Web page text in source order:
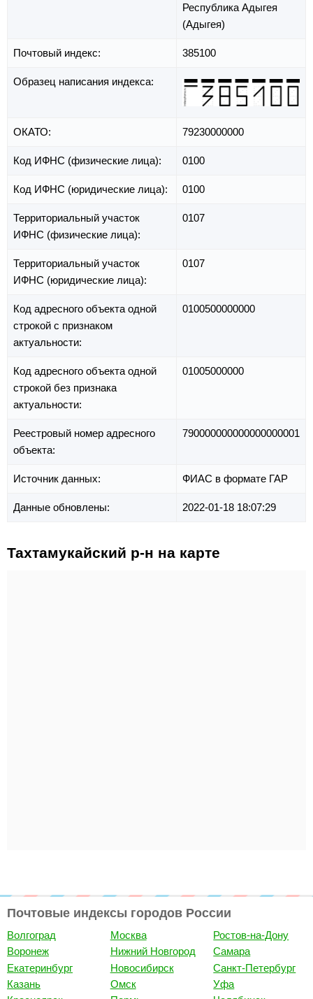
Республика Адыгея
(Адыгея)
Почтовый индекс: 385100
Образец написания индекса:
ОКАТО: 79230000000
Код ИФНС (физические лица): 0100
Код ИФНС (юридические лица): 0100
Территориальный участок
ИФНС (физические лица):
0107
Территориальный участок
ИФНС (юридические лица):
0107
Код адресного объекта одной
строкой с признаком
актуальности:
0100500000000
Код адресного объекта одной
строкой без признака
актуальности:
01005000000
Реестровый номер адресного
объекта:
790000000000000000001
Источник данных: ФИАС в формате ГАР
Данные обновлены: 2022-01-18 18:07:29
Тахтамукайский р-н на карте
Почтовые индексы городов России
Волгоград
Воронеж
Екатеринбург
Казань
Москва
Нижний Новгород
Новосибирск
Омск
Ростов-на-Дону
Самара
Санкт-Петербург
Уфа